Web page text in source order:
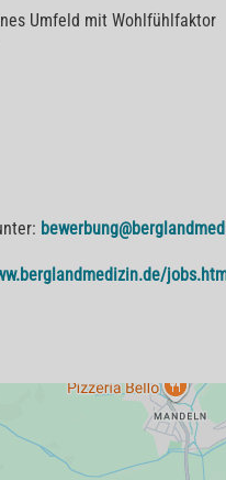
Umfeld mit Wohlfühlfaktor